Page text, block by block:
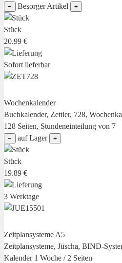
− Besorger Artikel +
Stück
20.99 €
Sofort lieferbar
Wochenkalender
Buchkalender, Zettler, 728,
128 Seiten, Stundeneinteilung von 7
− auf Lager +
Stück
19.89 €
3 Werktage
Zeitplansysteme A5
Zeitplansysteme, Jüscha, BIND-
Kalender 1 Woche / 2 Seiten